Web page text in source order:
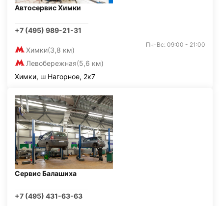
Автосервис Химки
+7 (495) 989-21-31
Химки(3,8 км)
Левобережная(5,6 км)
Пн-Вс: 09:00 - 21:00
Химки, ш Нагорное, 2к7
Сервис Балашиха
+7 (495) 431-63-63